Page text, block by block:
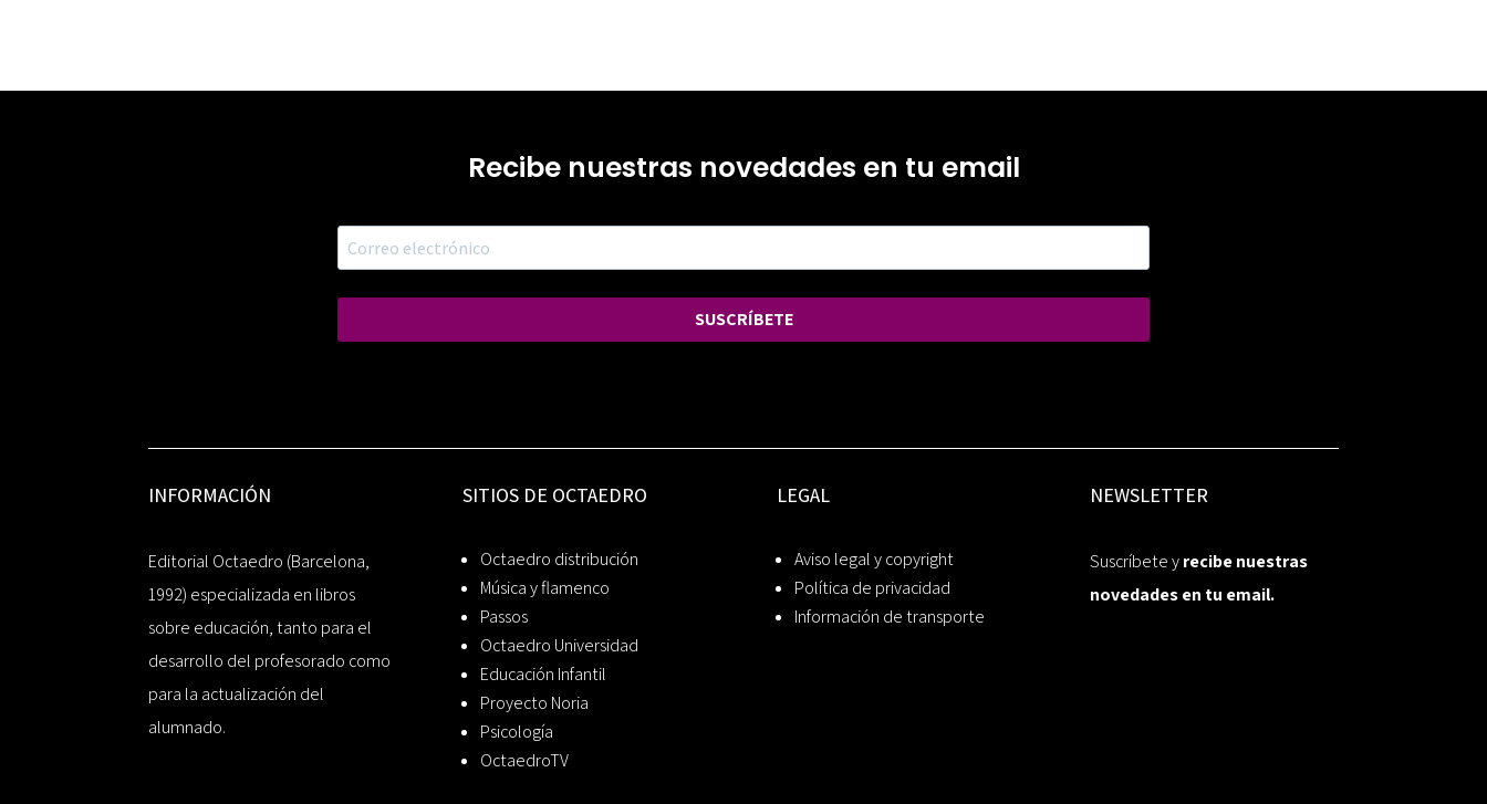
Recibe nuestras novedades en tu email
SUSCRÍBETE
INFORMACIÓN
Editorial Octaedro (Barcelona,
1992) especializada en libros
sobre educación, tanto para el
desarrollo del profesorado como
para la actualización del
alumnado.
SITIOS DE OCTAEDRO
Octaedro distribución
Música y flamenco
Passos
Octaedro Universidad
Educación Infantil
Proyecto Noria
Psicología
OctaedroTV
LEGAL
Aviso legal y copyright
Política de privacidad
Información de transporte
NEWSLETTER
Suscríbete yrecibe nuestras
novedades en tu email.